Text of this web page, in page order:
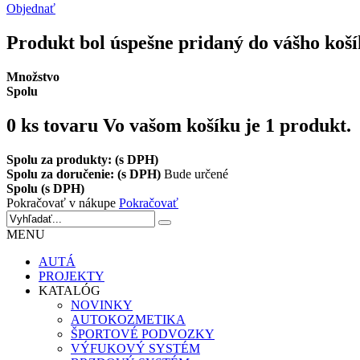
Objednať
Produkt bol úspešne pridaný do vášho
Množstvo
Spolu
0 ks tovaru Vo vašom košíku je 1 produkt.
Spolu za produkty: (s DPH)
Spolu za doručenie: (s DPH) Bude určené
Spolu (s DPH)
Pokračovať v nákupe Pokračovať
MENU
AUTÁ
PROJEKTY
KATALÓG
NOVINKY
AUTOKOZMETIKA
ŠPORTOVÉ PODVOZKY
VÝFUKOVÝ SYSTÉM